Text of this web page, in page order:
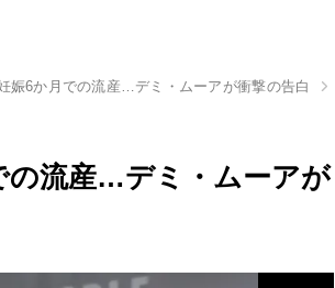
娠6か月での流産…デミ・ムーアが衝撃の告白
の流産…デミ・ムーアが